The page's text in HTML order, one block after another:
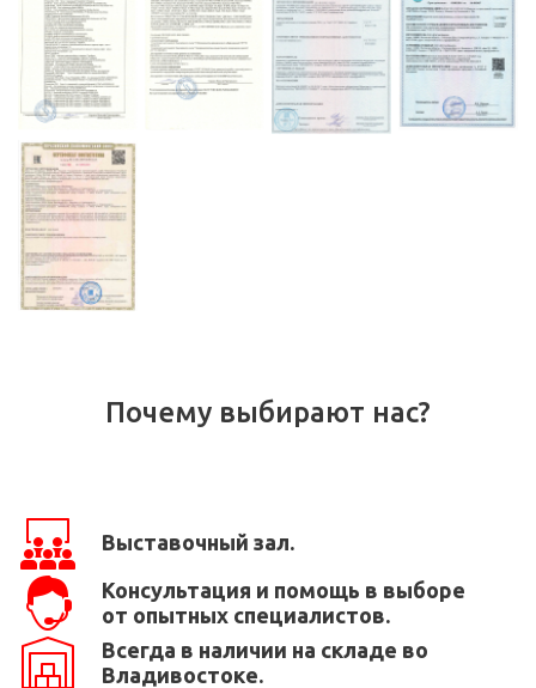
Почему выбирают нас?
Выставочный зал.
Консультация и помощь в выборе
от опытных специалистов.
Всегда в наличии на складе во
Владивостоке.